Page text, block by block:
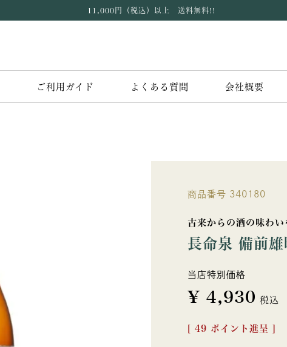
11,000円（税込）以上 送料無料!!
ご利用ガイド よくある質問 会社概要
商品番号 340180
古来からの酒の味わ
長命泉 備前
当店特別価格
¥ 4,930 税込
49 ポイント進呈 ]